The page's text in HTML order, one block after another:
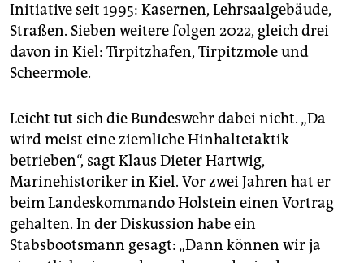
Initiative seit 1995: Kasernen, Lehrsaalgebäude,
Straßen. Sieben weitere folgen 2022, gleich drei
davon in Kiel: Tirpitzhafen, Tirpitzmole und
Scheermole.
Leicht tut sich die Bundeswehr dabei nicht. „Da
wird meist eine ziemliche Hinhaltetaktik
betrieben“, sagt Klaus Dieter Hartwig,
Marinehistoriker in Kiel. Vor zwei Jahren hat er
beim Landeskommando Holstein einen Vortrag
gehalten. In der Diskussion habe ein
Stabsbootsmann gesagt: „Dann können wir ja